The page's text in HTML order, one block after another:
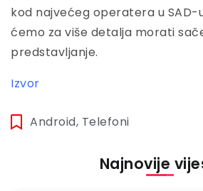
kod najvećeg operatera u
ćemo za više detalja morati
predstavljanje.
Izvor
Android, Telefoni
Najnovije